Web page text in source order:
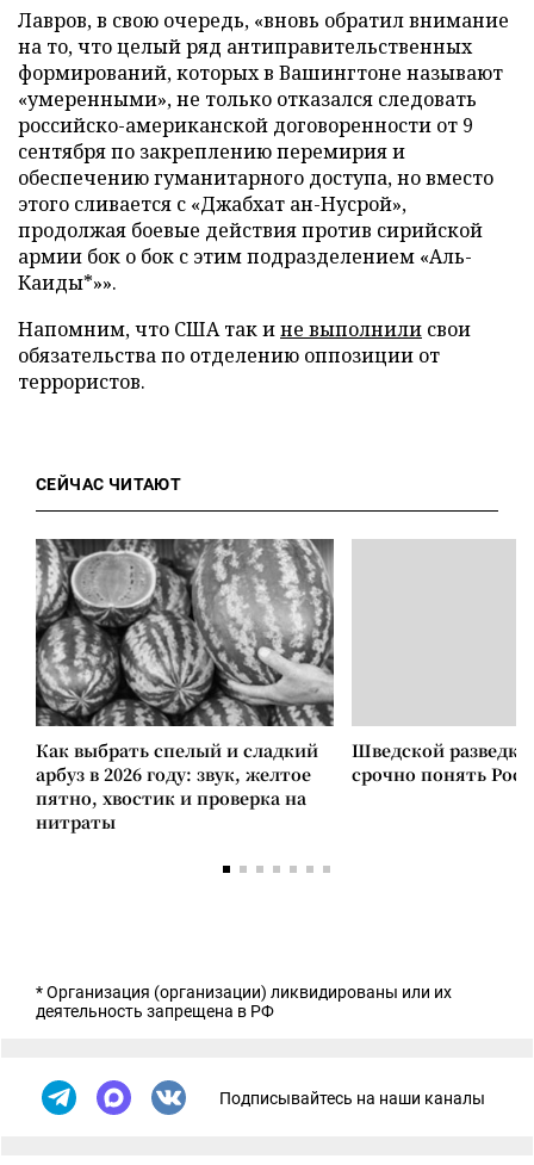
Лавров, в свою очередь, «вновь обратил внимание
на то, что целый ряд антиправительственных
формирований, которых в Вашингтоне называют
«умеренными», не только отказался следовать
российско-американской договоренности от 9
сентября по закреплению перемирия и
обеспечению гуманитарного доступа, но вместо
этого сливается с «Джабхат ан-Нусрой»,
продолжая боевые действия против сирийской
армии бок о бок с этим подразделением «Аль-
Каиды*»».
Напомним, что США так ине выполнили свои
обязательства по отделению оппозиции от
террористов.
СЕЙЧАС ЧИТАЮТ
Как выбрать спелый и сладкий
арбуз в 2026 году: звук, желтое
пятно, хвостик и проверка на
нитраты
Шведской разведке
срочно понять
* Организация (организации) ликвидированы или их
деятельность запрещена в РФ
Подписывайтесь на наши каналы